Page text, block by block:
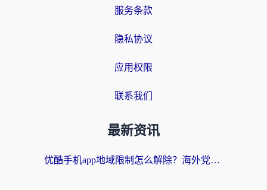
服务条款
隐私协议
应用权限
联系我们
最新资讯
优酷手机app地域限制怎么解除？海外党亲测有效的追剧方案